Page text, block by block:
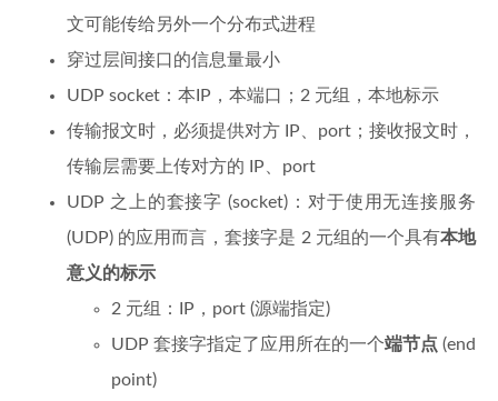
文可能传给另外一个分布式进程
穿过层间接口的信息量最小
UDP socket：本IP，本端口；2 元组，本地标示
传输报文时，必须提供对方 IP、port；接收报文时，
传输层需要上传对方的 IP、port
UDP 之上的套接字 (socket)：对于使用无连接服务
(UDP) 的应用而言，套接字是 2 元组的一个具有本地
意义的标示
2 元组：IP，port (源端指定)
UDP 套接字指定了应用所在的一个端节点 (end
point)